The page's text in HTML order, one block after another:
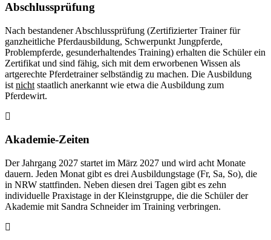
Abschlussprüfung
Nach bestandener Abschlussprüfung (Zertifizierter Trainer für
ganzheitliche Pferdausbildung, Schwerpunkt Jungpferde,
Problempferde, gesunderhaltendes Training) erhalten die Schüler ein
Zertifikat und sind fähig, sich mit dem erworbenen Wissen als
artgerechte Pferdetrainer selbständig zu machen. Die Ausbildung
ist nicht staatlich anerkannt wie etwa die Ausbildung zum
Pferdewirt.
Akademie-Zeiten
Der Jahrgang 2027 startet im März 2027 und wird acht Monate
dauern. Jeden Monat gibt es drei Ausbildungstage (Fr, Sa, So), die
in NRW stattfinden. Neben diesen drei Tagen gibt es zehn
individuelle Praxistage in der Kleinstgruppe, die die Schüler der
Akademie mit Sandra Schneider im Training verbringen.